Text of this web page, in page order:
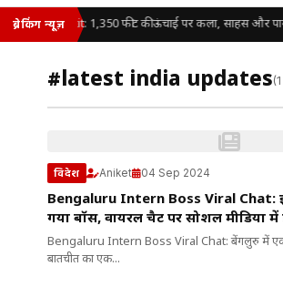
ब्रेकिंग न्यूज़
Philippe Petit: 1,350 फीट की ऊंचाई पर कला, साहस और
#latest india updates
विदेश Aniket 04 Sep 2024
Bengaluru Intern Boss Viral Chat:
गया बॉस, वायरल चैट पर सोशल मीडिया
Bengaluru Intern Boss Viral Chat: बेंगलुरु में
बातचीत का एक...